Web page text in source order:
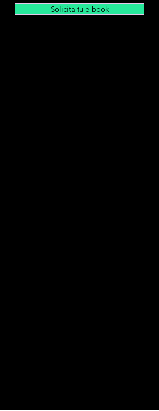
Solicita tu e-book